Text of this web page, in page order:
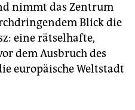
nimmt das Zentrum
Blick die
eine rätselhafte,
dem Ausbruch des
europäische Weltstadt